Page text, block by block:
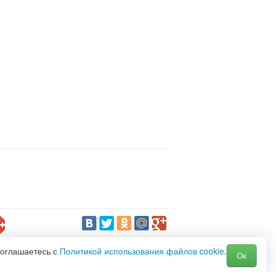
с Политикой использования файлов cookie.
Ок